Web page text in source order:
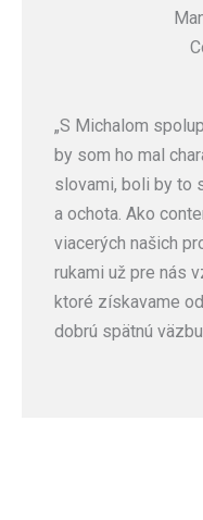
„S Michalom
by som ho mal
slovami, boli by to
a ochota. Ako
viacerých našich
rukami už pre nás
ktoré získavame
dobrú spätnú